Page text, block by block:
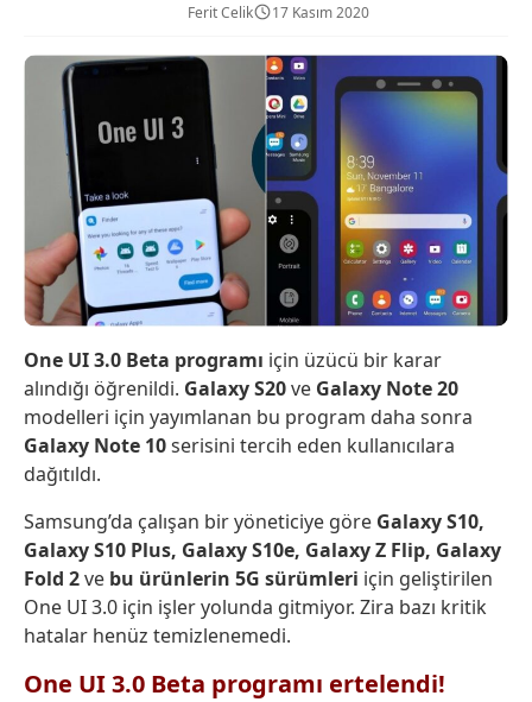
Ferit Celik 17 Kasım 2020
One UI 3.0 Beta programı için üzücü bir karar
alındığı öğrenildi. Galaxy S20ve Galaxy Note 20
modelleri için yayımlanan bu program daha sonra
Galaxy Note 10serisini tercih eden kullanıcılara
dağıtıldı.
Samsung’da çalışan bir yöneticiye göre Galaxy S10,
Galaxy S10 Plus, Galaxy S10e, Galaxy Z Flip, Galaxy
Fold 2ve bu ürünlerin 5G sürümleri için geliştirilen
One UI 3.0 için işler yolunda gitmiyor. Zira bazı kritik
hatalar henüz temizlenemedi.
One UI 3.0 Beta programı ertelendi!